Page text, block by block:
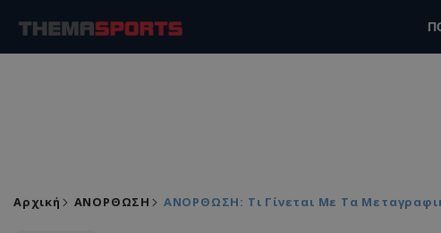
Αρχική ΑΝΟΡΘΩΣΗ ΑΝΟΡΘΩΣΗ: Τι Γίνεται Με Τα